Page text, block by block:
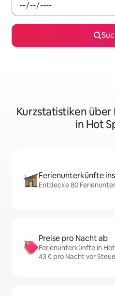
Kurzstatistiken
in Hot
Ferienunterkünfte
Entdecke 80
Preise pro Nacht ab
Ferienunterkünfte in
43 € pro Nacht vor